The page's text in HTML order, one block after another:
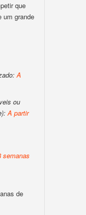
que
um grande
A
ou
A partir
semanas
de